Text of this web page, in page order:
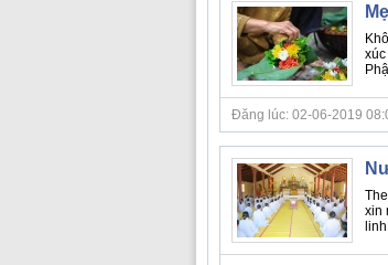
Đăng lúc: 02-06-2019
xin